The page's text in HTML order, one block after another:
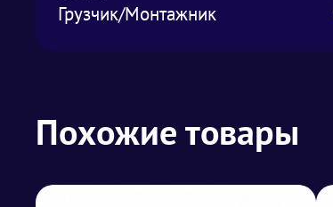
Грузчик/Монтажник
Похожие товары